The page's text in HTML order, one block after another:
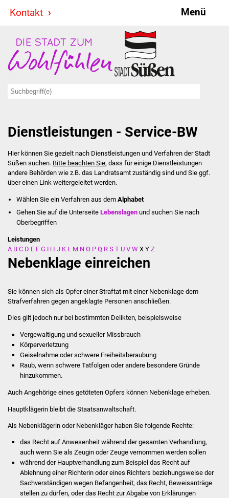
Kontakt Menü
Stadt & Politik
Bürgermeister
Ausschüsse
Ratsinformationssystem
Jugendbeirat
Summerrockfestival
Stadtverwaltung
Behördenwegweiser
Stellenangebote
Ortsrecht
Wahlen
Stadtinfo
Jubiläumsjahr 2021
Dienstleistungen - Service-BW
Hier können Sie gezielt nach Dienstleistungen und Verfahren der Stadt
Süßen suchen. Bitte beachten Sie, dass für einige Dienstleistungen
andere Behörden wie z.B. das Landratsamt zuständig sind und Sie ggf.
über einen Link weitergeleitet werden.
Wählen Sie ein Verfahren aus dem Alphabet
Gehen Sie auf die UnterseiteLebenslagen und suchen Sie nach
Oberbegriffen
Leistungen
A B C D E F G H I J K L M N O P Q R S T U V W X Y Z
Nebenklage einreichen
Sie können sich als Opfer einer Straftat mit einer Nebenklage dem
Strafverfahren gegen angeklagte Personen anschließen.
Dies gilt jedoch nur bei bestimmten Delikten, beispielsweise
Vergewaltigung und sexueller Missbrauch
Körperverletzung
Geiselnahme oder schwere Freiheitsberaubung
Raub, wenn schwere Tatfolgen oder andere besondere Gründe
hinzukommen.
Auch Angehörige eines getöteten Opfers können Nebenklage erheben.
Hauptklägerin bleibt die Staatsanwaltschaft.
Als Nebenklägerin oder Nebenkläger haben Sie folgende Rechte:
das Recht auf Anwesenheit während der gesamten Verhandlung,
auch wenn Sie als Zeugin oder Zeuge vernommen werden sollen
während der Hauptverhandlung zum Beispiel das Recht auf
Ablehnung einer Richterin oder eines Richters beziehungsweise der
Sachverständigen wegen Befangenheit, das Recht, Beweisanträge
stellen zu dürfen, oder das Recht zur Abgabe von Erklärungen